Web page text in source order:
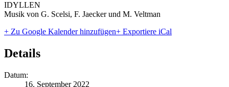
IDYLLEN
Musik von G. Scelsi, F. Jaecker und M. Veltman
+ Zu Google Kalender hinzufügen+ Exportiere iCal
Details
Datum:
16. September 2022